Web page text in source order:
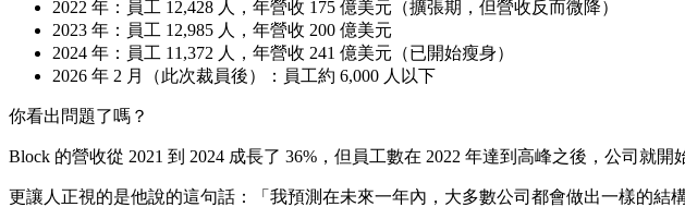
2022 年：員工 12,428 人，年營收 175 億美元（擴張期，但營收反而微降）
2023 年：員工 12,985 人，年營收 200 億美元
2024 年：員工 11,372 人，年營收 241 億美元（已開始瘦身）
2026 年 2 月（此次裁員後）：員工約 6,000 人以下
你看出問題了嗎？
Block 的營收從 2021 到 2024 成長了 36%，但員工數在 2022 年達到高峰之後，公司就
更讓人正視的是他說的這句話：「我預測在未來一年內，大多數公司都會做出一樣的結